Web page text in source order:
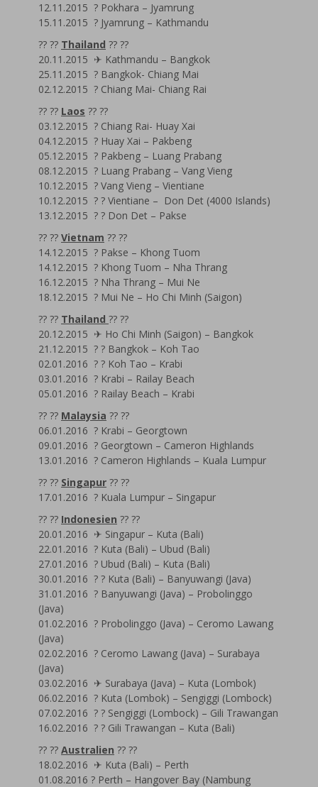
12.11.2015 ? Pokhara – Jyamrung
15.11.2015 ? Jyamrung – Kathmandu
?? ?? Thailand ?? ??
20.11.2015 ✈ Kathmandu – Bangkok
25.11.2015 ? Bangkok- Chiang Mai
02.12.2015 ? Chiang Mai- Chiang Rai
?? ?? Laos ?? ??
03.12.2015 ? Chiang Rai- Huay Xai
04.12.2015 ? Huay Xai – Pakbeng
05.12.2015 ? Pakbeng – Luang Prabang
08.12.2015 ? Luang Prabang – Vang Vieng
10.12.2015 ? Vang Vieng – Vientiane
10.12.2015 ? ? Vientiane – Don Det (4000 Islands)
13.12.2015 ? ? Don Det – Pakse
?? ?? Vietnam ?? ??
14.12.2015 ? Pakse – Khong Tuom
14.12.2015 ? Khong Tuom – Nha Thrang
16.12.2015 ? Nha Thrang – Mui Ne
18.12.2015 ? Mui Ne – Ho Chi Minh (Saigon)
?? ?? Thailand ?? ??
20.12.2015 ✈ Ho Chi Minh (Saigon) – Bangkok
21.12.2015 ? ? Bangkok – Koh Tao
02.01.2016 ? ? Koh Tao – Krabi
03.01.2016 ? Krabi – Railay Beach
05.01.2016 ? Railay Beach – Krabi
?? ?? Malaysia ?? ??
06.01.2016 ? Krabi – Georgtown
09.01.2016 ? Georgtown – Cameron Highlands
13.01.2016 ? Cameron Highlands – Kuala Lumpur
?? ?? Singapur ?? ??
17.01.2016 ? Kuala Lumpur – Singapur
?? ?? Indonesien ?? ??
20.01.2016 ✈ Singapur – Kuta (Bali)
22.01.2016 ? Kuta (Bali) – Ubud (Bali)
27.01.2016 ? Ubud (Bali) – Kuta (Bali)
30.01.2016 ? ? Kuta (Bali) – Banyuwangi (Java)
31.01.2016 ? Banyuwangi (Java) – Probolinggo
(Java)
01.02.2016 ? Probolinggo (Java) – Ceromo Lawang
(Java)
02.02.2016 ? Ceromo Lawang (Java) – Surabaya
(Java)
03.02.2016 ✈ Surabaya (Java) – Kuta (Lombok)
06.02.2016 ? Kuta (Lombok) – Sengiggi (Lombock)
07.02.2016 ? ? Sengiggi (Lombock) – Gili Trawangan
16.02.2016 ? ? Gili Trawangan – Kuta (Bali)
?? ?? Australien ?? ??
18.02.2016 ✈ Kuta (Bali) – Perth
01.08.2016 ? Perth – Hangover Bay (Nambung